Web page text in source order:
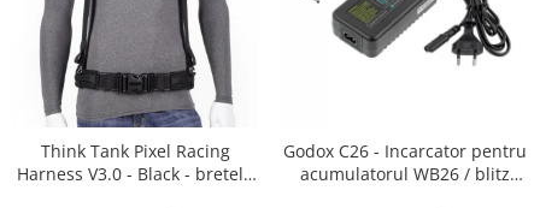
Hartie foto
Filme foto si scanere film
Materiale foto alb-negru
Aparate foto unica folosinta
Filme instant FUJI INSTAX
Think Tank Pixel Racing
Harness V3.0 - Black - bretele
Godox C26 - Incarcator pentru
acumulatorul WB26 / blitz